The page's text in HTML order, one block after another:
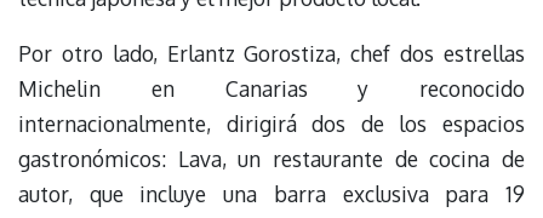
Por otro lado, Erlantz Gorostiza, chef dos estrellas
Michelin en Canarias y reconocido
internacionalmente, dirigirá dos de los espacios
gastronómicos: Lava, un restaurante de cocina de
autor, que incluye una barra exclusiva para 19